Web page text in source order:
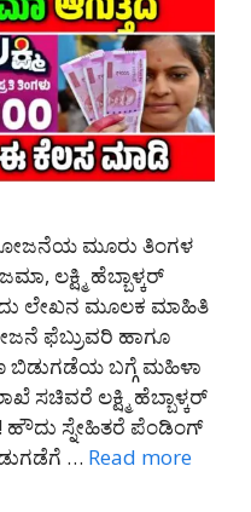
ಯೋಜನೆಯ ಮೂರು ತಿಂಗಳ
ಲಕ್ಷ್ಮಿ ಹೆಬ್ಬಾಳ್ಕರ್
ಲೇಖನ ಮೂಲಕ ಮಾಹಿತಿ
ಫೆಬ್ರುವರಿ ಹಾಗೂ
ಬಿಡುಗಡೆಯ ಬಗ್ಗೆ ಮಹಿಳಾ
ಸಚಿವರೆ ಲಕ್ಷ್ಮಿ ಹೆಬ್ಬಾಳ್ಕರ್
ಹೌದು ಸ್ನೇಹಿತರೆ ಪೆಂಡಿಂಗ್
… Read more